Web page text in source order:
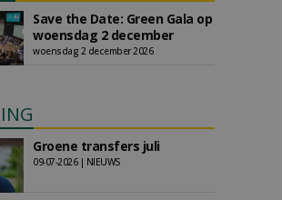
Save the Date: Green Gala op
woensdag 2 december
woensdag 2 december 2026
Groene transfers juli
09-07-2026 | NIEUWS